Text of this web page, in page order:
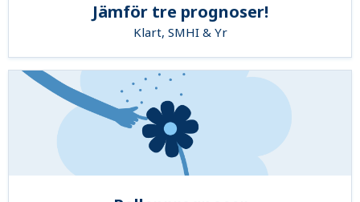
Jämför tre prognoser!
Klart, SMHI & Yr